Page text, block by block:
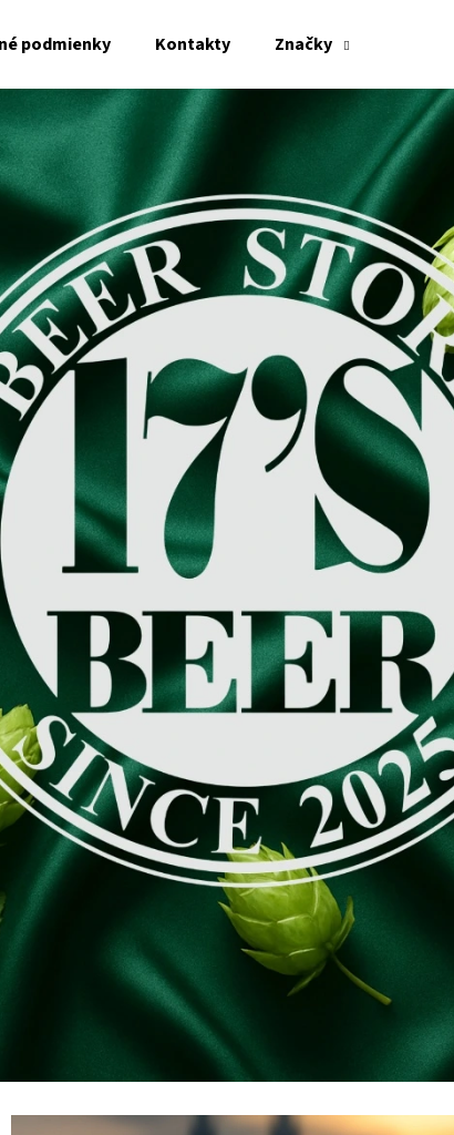
podmienky Kontakty Značky
Čo potrebujete nájsť?
HĽADAŤ
Odporúčame
COCK SKALP
€4,95
OLD COCK
€5,45